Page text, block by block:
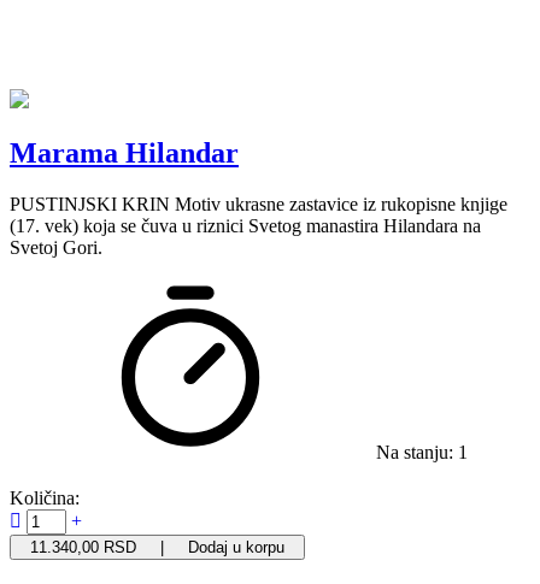
Marama Hilandar
PUSTINJSKI KRIN Motiv ukrasne zastavice iz rukopisne knjige
(17. vek) koja se čuva u riznici Svetog manastira Hilandara na
Svetoj Gori.
Na stanju: 1
Količina:
11.340,00 RSD | Dodaj u korpu